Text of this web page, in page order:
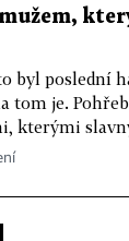
byl poslední
tom je.
kterými